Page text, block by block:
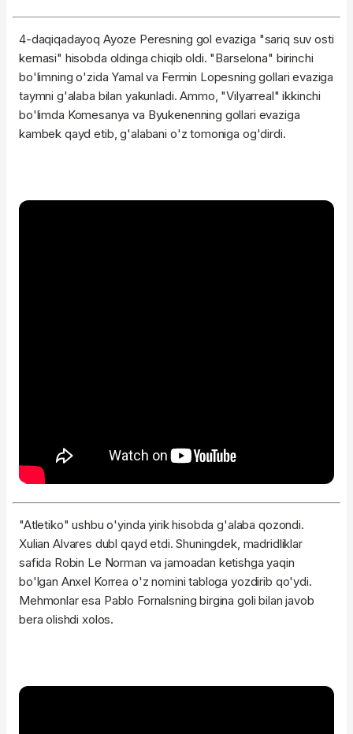
4-daqiqadayoq Ayoze Peresning gol evaziga "sariq suv osti
kemasi" hisobda oldinga chiqib oldi. "Barselona" birinchi
bo'limning o'zida Yamal va Fermin Lopesning gollari evaziga
taymni g'alaba bilan yakunladi. Ammo, "Vilyarreal" ikkinchi
bo'limda Komesanya va Byukenenning gollari evaziga
kambek qayd etib, g'alabani o'z tomoniga og'dirdi.
"Atletiko" ushbu o'yinda yirik hisobda g'alaba qozondi.
Xulian Alvares dubl qayd etdi. Shuningdek, madridliklar
safida Robin Le Norman va jamoadan ketishga yaqin
bo'lgan Anxel Korrea o'z nomini tabloga yozdirib qo'ydi.
Mehmonlar esa Pablo Fornalsning birgina goli bilan javob
bera olishdi xolos.